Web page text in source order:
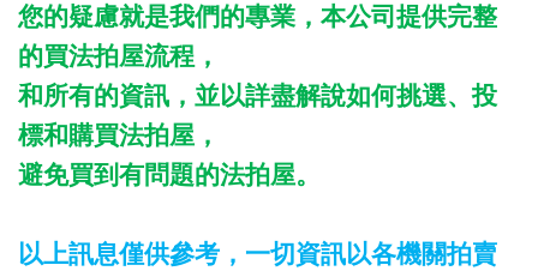
您的疑慮就是我們的專業，本公司提供完整
的買法拍屋流程，
和所有的資訊，並以詳盡解說如何挑選、投
標和購買法拍屋，
避免買到有問題的法拍屋。
以上訊息僅供參考，一切資訊以各機關拍賣